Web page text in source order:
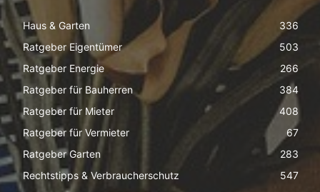
Haus & Garten
336
Ratgeber Eigentümer
503
Ratgeber Energie
266
Ratgeber für Bauherren
384
Ratgeber für Mieter
408
Ratgeber für Vermieter
67
Ratgeber Garten
283
Rechtstipps & Verbraucherschutz
547